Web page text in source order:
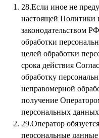
28.Если иное не
настоящей
законодательством
обработки
целей обработки
срока действия
обработку
неправомерной
получение
персональных
29.Оператор
персональные